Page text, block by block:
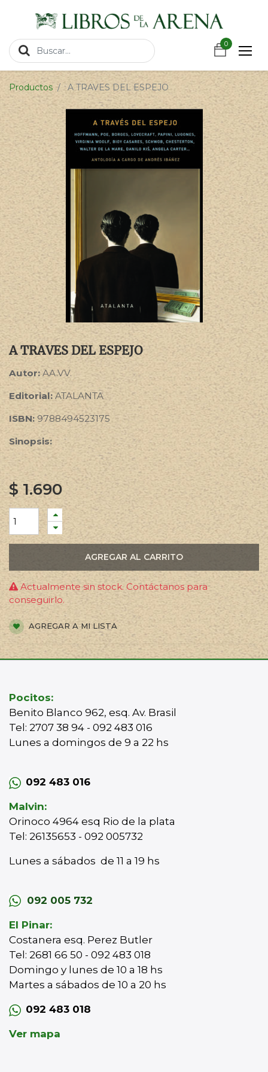
0
0
Productos A TRAVES DEL ESPEJO
A TRAVES DEL ESPEJO
Autor: AA.VV.
Editorial: ATALANTA
ISBN: 9788494523175
Sinopsis:
$ 1.690
AGREGAR AL CARRITO
Actualmente sin stock. Contáctanos para
conseguirlo.
AGREGAR A MI LISTA
Pocitos:
Benito Blanco 962, esq. Av. Brasil
Tel: 2707 38 94 - 092 483 016
Lunes a domingos de 9 a 22 hs
092 483 016
Malvin:
Orinoco 4964 esq Rio de la plata
Tel: 26135653 - 092 005732
Lunes a sábados de 11 a 19 hs
092 005 732
El Pinar:
Costanera esq. Perez Butler
Tel: 2681 66 50 - 092 483 018
Domingo y lunes de 10 a 18 hs
Martes a sábados de 10 a 20 hs
092 483 018
Ver mapa